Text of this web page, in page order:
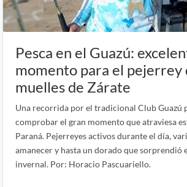
Pesca en el Guazú:
momento para el pejerrey
muelles de Zárate
Una recorrida por el tradicional Club Guazú
comprobar el gran momento que atraviesa
Paraná. Pejerreyes activos durante el día,
amanecer y hasta un dorado que sorprendió
invernal. Por: Horacio Pascuariello.